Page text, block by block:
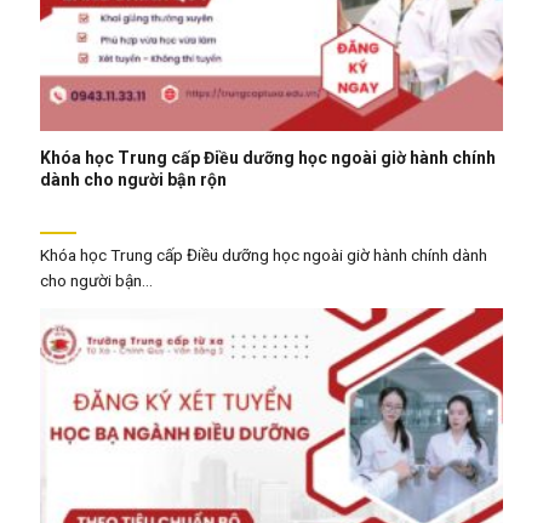
Khóa học Trung cấp Điều dưỡng học ngoài giờ hành chính
dành cho người bận rộn
Khóa học Trung cấp Điều dưỡng học ngoài giờ hành chính dành
cho người bận...